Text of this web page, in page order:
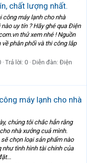
chất lượng nhất.
công máy lạnh cho nhà
uy tín ? Hãy ghé qua Điện
thử xem nhé ! Nguồn
phân phối và thi công lắp
Trả lời: 0 Diễn đàn: Điện
máy lạnh cho nhà
chúng tôi chắc hẳn rằng
nhà xưởng cuả mình.
chọn loại sản phẩm nào
như tình hình tài chính của